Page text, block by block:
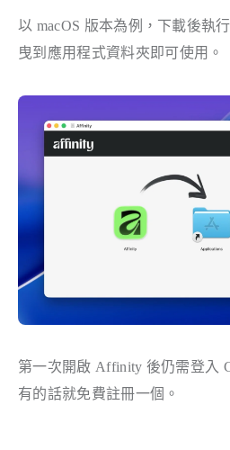
以 macOS 版本為例，下載後執
曳到應用程式資料夾即可使用。
第一次開啟 Affinity 後仍需登入
有的話就免費註冊一個。